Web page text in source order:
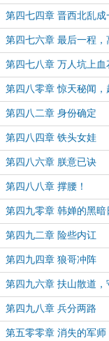
第四七四章 晋西北乱成
第四七六章 最后一程，
第四七八章 万人坑上血
第四八零章 惊天秘闻，
第四八二章 身份确定
第四八四章 铁头女娃
第四八六章 朕意已诀
第四八八章 撑腰！
第四九零章 韩婵的黑暗
第四九二章 险些内讧
第四九四章 狼哥冲阵
第四九六章 扶山散道，
第四九八章 兵分两路
第五零零章 消失的军师